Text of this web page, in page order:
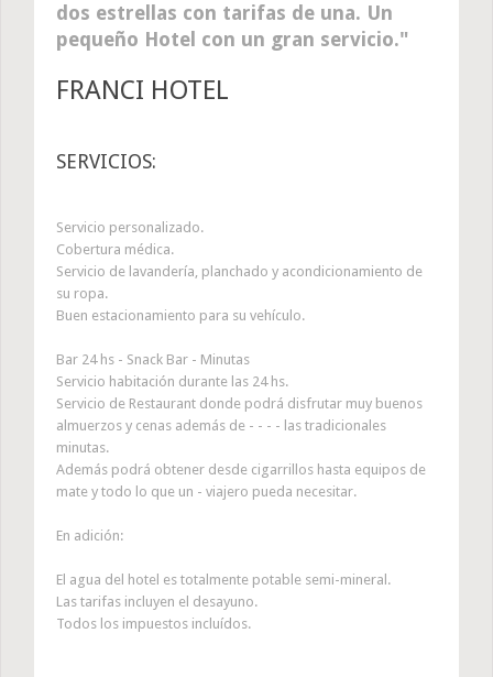
dos estrellas con tarifas de una. Un
pequeño Hotel con un gran servicio.
FRANCI HOTEL
SERVICIOS:
Servicio personalizado.
Cobertura médica.
Servicio de lavandería, planchado y acondicionamiento de
su ropa.
Buen estacionamiento para su vehículo.
Bar 24 hs - Snack Bar - Minutas
Servicio habitación durante las 24 hs.
Servicio de Restaurant donde podrá disfrutar muy buenos
almuerzos y cenas además de - - - - las tradicionales
minutas.
Además podrá obtener desde cigarrillos hasta equipos de
mate y todo lo que un - viajero pueda necesitar.
En adición:
El agua del hotel es totalmente potable semi-mineral.
Las tarifas incluyen el desayuno.
Todos los impuestos incluídos.